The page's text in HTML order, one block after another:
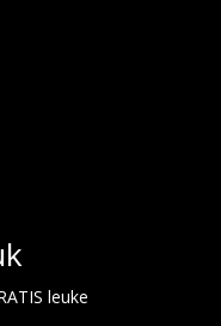
leuke